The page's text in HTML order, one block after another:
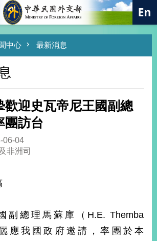
中心 最新消息
歡迎史瓦帝尼王國副總
團訪台
06-04
非洲司
副總理馬蘇庫（H.E. Themba
應我國政府邀請，率團於本